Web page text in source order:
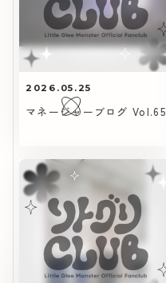
2026.05.25
マネージャーブログ Vol.65